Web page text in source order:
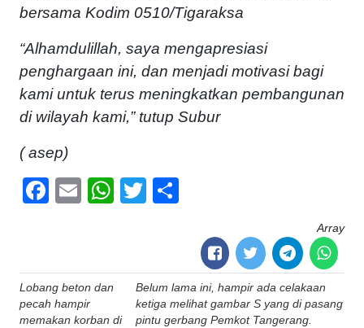
bersama Kodim 0510/Tigaraksa
“Alhamdulillah, saya mengapresiasi
penghargaan ini, dan menjadi motivasi bagi
kami untuk terus meningkatkan pembangunan
di wilayah kami,” tutup Subur
( asep)
Facebook
EmailWhatsApp
Twitter
Array
Post
navigation
Lobang beton dan
pecah hampir
memakan korban di
Belum lama ini, hampir ada celakaan
ketiga melihat gambar S yang di pasang
pintu gerbang Pemkot Tangerang.